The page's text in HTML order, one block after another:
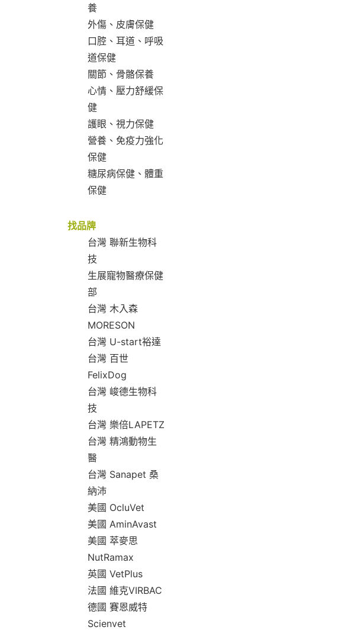
養
外傷、皮膚保健
口腔、耳道、呼吸
道保健
關節、骨骼保養
心情、壓力舒緩保
健
護眼、視力保健
營養、免疫力強化
保健
糖尿病保健、體重
保健
找品牌
台灣 聯新生物科
技
生展寵物醫療保健
部
台灣 木入森
MORESON
台灣 U-start裕達
台灣 百世
FelixDog
台灣 峻德生物科
技
台灣 樂倍LAPETZ
台灣 精鴻動物生
醫
台灣 Sanapet 桑
納沛
美國 OcluVet
美國 AminAvast
美國 萃麥思
NutRamax
英國 VetPlus
法國 維克VIRBAC
德國 賽恩威特
Scienvet